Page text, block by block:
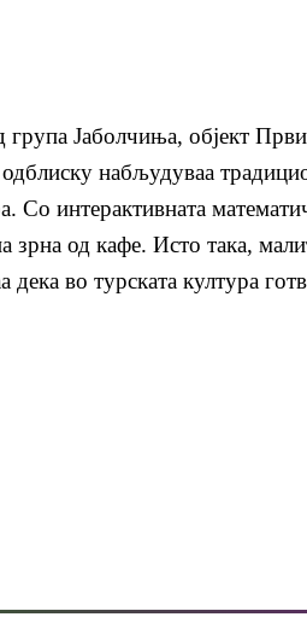
група Јаболчиња, објект
одблиску набљудуваа
Со интерактивната
зрна од кафе. Исто така,
во турската култура